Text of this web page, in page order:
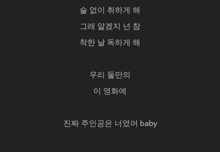
술 없이 취하게 해
그래 알겠지 넌 참
착한 날 독하게 해
우리 둘만의
이 영화에
진짜 주인공은 너였어 baby